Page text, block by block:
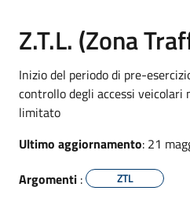
Z.T.L. (Zona
Inizio del periodo di pre-
controllo degli accessi veicolari
limitato
Ultimo aggiornamento: 21
Argomenti : ZTL